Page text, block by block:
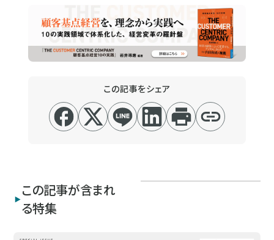
この記事をシェア
この記事が含まれ
る特集